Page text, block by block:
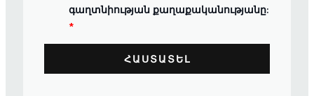
գաղտնիության քաղաքականությանը:
*